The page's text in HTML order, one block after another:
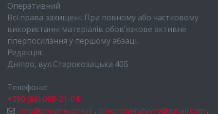
Оперативний
Всі права захищені. При повному або частковому
використанні матеріалів обов'язкове активне
гіперпосилання у першому абзаці.
Редакція:
Дніпро, вул.Старокозацька 40Б
Телефони:
+380 (66) 068-21-04
info@dnepr.express , dneproperatyvny@gmail.com ,